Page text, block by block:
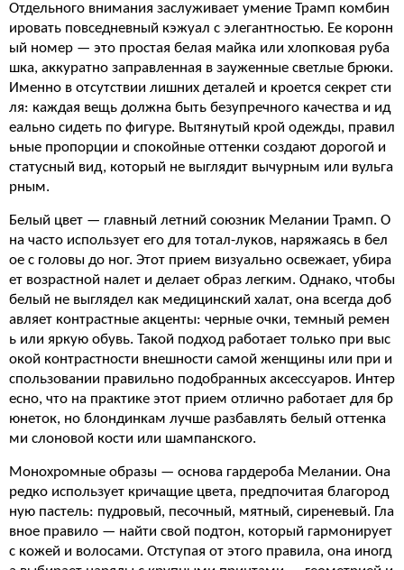
Отдельного внимания заслуживает умение Трамп комбин
ировать повседневный кэжуал с элегантностью. Ее коронн
ый номер — это простая белая майка или хлопковая руба
шка, аккуратно заправленная в зауженные светлые брюки.
Именно в отсутствии лишних деталей и кроется секрет сти
ля: каждая вещь должна быть безупречного качества и ид
еально сидеть по фигуре. Вытянутый крой одежды, правил
ьные пропорции и спокойные оттенки создают дорогой и
статусный вид, который не выглядит вычурным или вульга
рным.
Белый цвет — главный летний союзник Мелании Трамп. О
на часто использует его для тотал-луков, наряжаясь в бел
ое с головы до ног. Этот прием визуально освежает, убира
ет возрастной налет и делает образ легким. Однако, чтобы
белый не выглядел как медицинский халат, она всегда доб
авляет контрастные акценты: черные очки, темный ремен
ь или яркую обувь. Такой подход работает только при выс
окой контрастности внешности самой женщины или при и
спользовании правильно подобранных аксессуаров. Интер
есно, что на практике этот прием отлично работает для бр
юнеток, но блондинкам лучше разбавлять белый оттенка
ми слоновой кости или шампанского.
Монохромные образы — основа гардероба Мелании. Она
редко использует кричащие цвета, предпочитая благород
ную пастель: пудровый, песочный, мятный, сиреневый. Гла
вное правило — найти свой подтон, который гармонирует
с кожей и волосами. Отступая от этого правила, она иногд